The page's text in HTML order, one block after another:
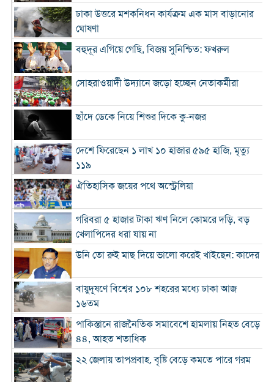
ঢাকা উত্তরে মশকনিধন কার্যক্রম এক মাস বাড়ানোর
ঘোষণা
বহুদূর এগিয়ে গেছি, বিজয় সুনিশ্চিত: ফখরুল
সোহরাওয়ার্দী উদ্যানে জড়ো হচ্ছেন নেতাকর্মীরা
ছাঁদে ডেকে নিয়ে শিশুর দিকে কু-নজর
দেশে ফিরেছেন ১ লাখ ১০ হাজার ৫৯৫ হাজি, মৃত্যু
১১৯
ঐতিহাসিক জয়ের পথে অস্ট্রেলিয়া
গরিবরা ৫ হাজার টাকা ঋণ নিলে কোমরে দড়ি, বড়
খেলাপিদের ধরা যায় না
উনি তো রুই মাছ দিয়ে ভালো করেই খাইছেন: কাদের
বায়ুদূষণে বিশ্বের ১০৮ শহরের মধ্যে ঢাকা আজ
১৬তম
পাকিস্তানে রাজনৈতিক সমাবেশে হামলায় নিহত বেড়ে
৪৪, আহত শতাধিক
২২ জেলায় তাপপ্রবাহ, বৃষ্টি বেড়ে কমতে পারে গরম